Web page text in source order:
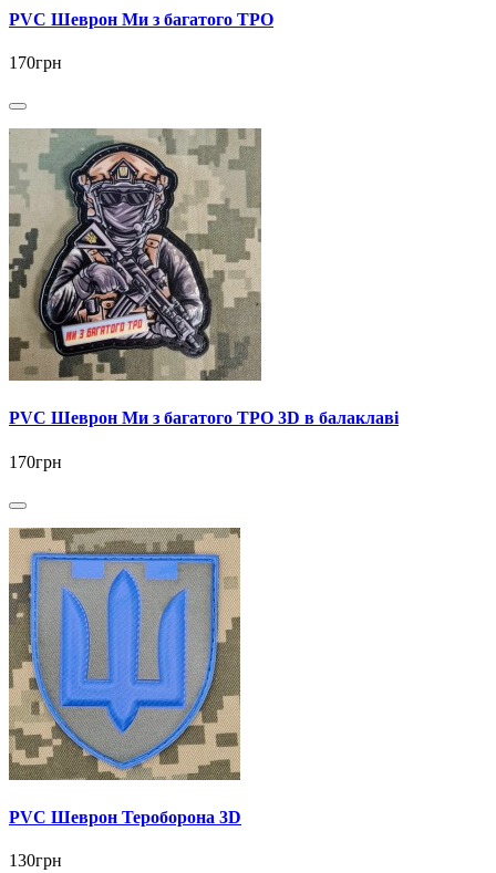
PVC Шеврон Ми з багатого ТРО
170грн
PVC Шеврон Ми з багатого ТРО 3D в балаклаві
170грн
PVC Шеврон Тероборона 3D
130грн